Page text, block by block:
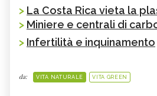
> La Costa Rica vieta la
> Miniere e centrali di
> Infertilità e inquinamento
da: VITA NATURALE VITA GREEN